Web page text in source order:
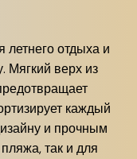
отдыха и
Мягкий верх из
каждый
и прочным
так и для